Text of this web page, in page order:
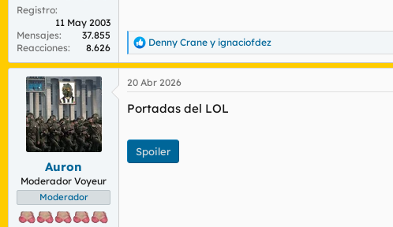
Registro
11 May 2003
Mensajes
37.855
Reacciones
8.626
R
e
a
c
i
e
s
Denny Crane y ignaciofdez
Auron
Moderador Voyeur
Moderador
20 Abr 2026
Portadas del LOL
Spoiler